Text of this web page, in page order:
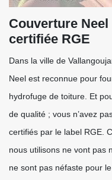
Couverture
certifiée RGE
Dans la ville de
Neel est reconnue pour
hydrofuge de toiture. Et
de qualité ; vous n’avez
certifiés par le label RGE.
nous utilisons ne vont pas
ne sont pas néfaste pour